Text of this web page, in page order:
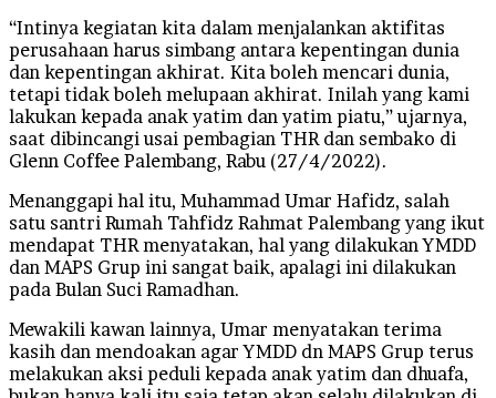
“Intinya kegiatan kita dalam menjalankan aktifitas
perusahaan harus simbang antara kepentingan dunia
dan kepentingan akhirat. Kita boleh mencari dunia,
tetapi tidak boleh melupaan akhirat. Inilah yang kami
lakukan kepada anak yatim dan yatim piatu,” ujarnya,
saat dibincangi usai pembagian THR dan sembako di
Glenn Coffee Palembang, Rabu (27/4/2022).
Menanggapi hal itu, Muhammad Umar Hafidz, salah
satu santri Rumah Tahfidz Rahmat Palembang yang ikut
mendapat THR menyatakan, hal yang dilakukan YMDD
dan MAPS Grup ini sangat baik, apalagi ini dilakukan
pada Bulan Suci Ramadhan.
Mewakili kawan lainnya, Umar menyatakan terima
kasih dan mendoakan agar YMDD dn MAPS Grup terus
melakukan aksi peduli kepada anak yatim dan dhuafa,